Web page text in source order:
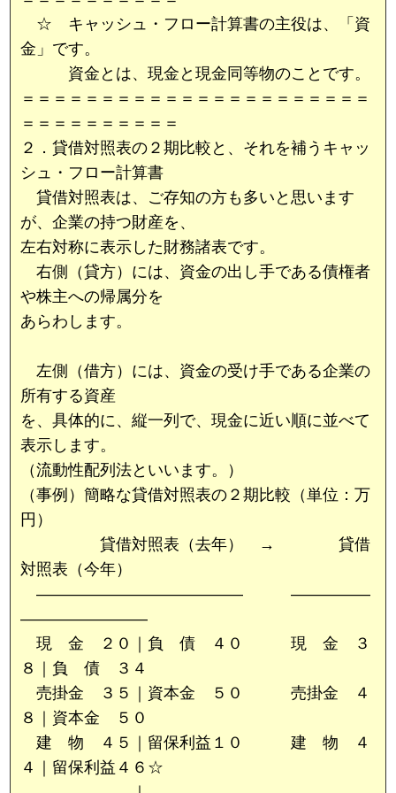
☆ キャッシュ・フロー計算書の主役は、「資
金」です。
資金とは、現金と現金同等物のことです。
＝＝＝＝＝＝＝＝＝＝＝＝＝＝＝＝＝＝＝＝＝＝
＝＝＝＝＝＝＝＝＝＝
２．貸借対照表の２期比較と、それを補うキャッ
シュ・フロー計算書
貸借対照表は、ご存知の方も多いと思います
が、企業の持つ財産を、
左右対称に表示した財務諸表です。
右側（貸方）には、資金の出し手である債権者
や株主への帰属分を
あらわします。
左側（借方）には、資金の受け手である企業の
所有する資産
を、具体的に、縦一列で、現金に近い順に並べて
表示します。
（流動性配列法といいます。）
（事例）簡略な貸借対照表の２期比較（単位：万
円）
貸借対照表（去年） → 貸借
対照表（今年）
――――――――――――― ―――――
――――――――
現 金 ２０｜負 債 ４０ 現 金 ３
８｜負 債 ３４
売掛金 ３５｜資本金 ５０ 売掛金 ４
８｜資本金 ５０
建 物 ４５｜留保利益１０ 建 物 ４
４｜留保利益４６☆